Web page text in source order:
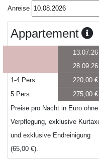
Anreise
Appartement
13.07.26
28.09.26
1-4 Pers.
220,00 €
5 Pers.
275,00 €
Preise pro Nacht in Euro ohne
Verpflegung, exklusive
und exklusive Endreinigung
(65,00 €).